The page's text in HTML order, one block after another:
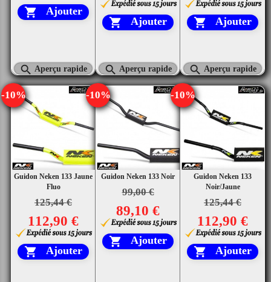
 Ajouter
 Aperçu rapide
 Ajouter
 Aperçu rapide
 Ajouter
 Aperçu rapide
Guidon Neken 133 Jaune
Fluo
125,44 €
-10%
112,90 €
 Ajouter
Guidon Neken 133 Noir
99,00 €
-10%
89,10 €
 Ajouter
Guidon Neken 133
Noir/Jaune
125,44 €
-10%
112,90 €
 Ajouter